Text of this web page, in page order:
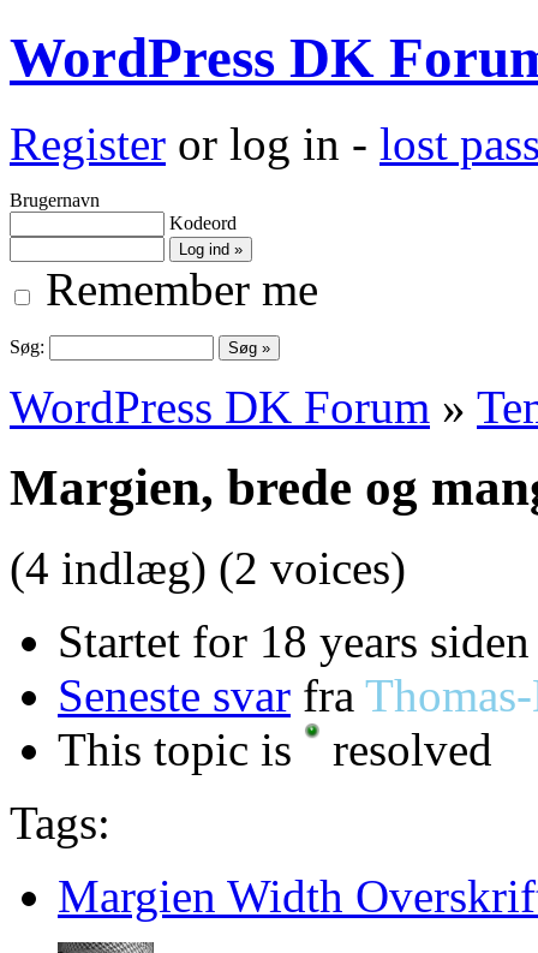
WordPress DK
Register or log in - lost
Brugernavn
Kodeord
Remember me
Søg:
WordPress DK Forum »
Margien, brede og
(4 indlæg) (2 voices)
Startet for 18 years
Seneste svar fra
This topic is
resolved
Tags:
Margien Width